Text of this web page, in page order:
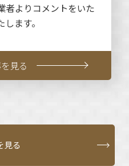
者よりコメントをいた
ます。
見る
見る